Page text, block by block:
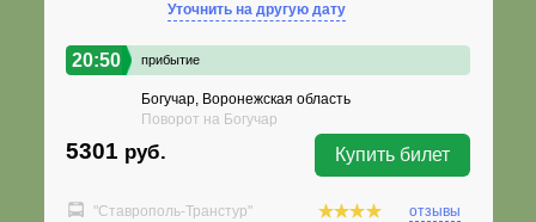
Уточнить на другую дату
20:50 прибытие
Богучар, Воронежская область
Поворот на Богучар
5301 руб. Купить билет
"Ставрополь-Транстур" отзывы